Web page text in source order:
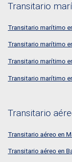
Transitario
Transitario marítimo
Transitario marítimo
Transitario marítimo
Transitario marítimo
Transitario
Transitario aéreo en
Transitario aéreo en